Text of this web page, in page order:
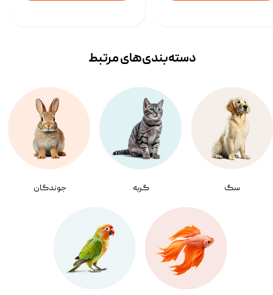
سگ گربه جوندگان
دسته‌بندی‌‌های مرتبط